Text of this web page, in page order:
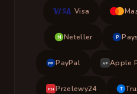
Visa
N Neteller P
PP PayPal AP Apple
P24 Przelewy24 T